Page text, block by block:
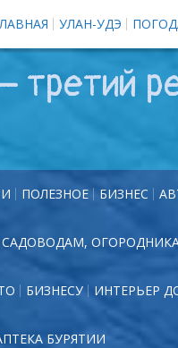
УЛАН-УДЭ
третий
ПОЛЕЗНОЕ БИЗНЕС
САДОВОДАМ,
БИЗНЕСУ ИНТЕРЬЕР
БУРЯТИИ